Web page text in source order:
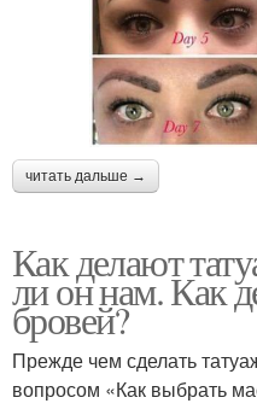
читать дальше →
Как делают
ли он нам. Как
бровей?
Прежде чем сделать
вопросом «Как выбрать